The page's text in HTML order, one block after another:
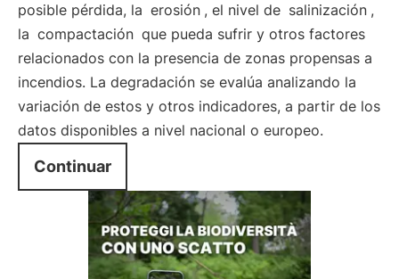
posible pérdida, la erosión , el nivel de salinización ,
la compactación que pueda sufrir y otros factores
relacionados con la presencia de zonas propensas a
incendios. La degradación se evalúa analizando la
variación de estos y otros indicadores, a partir de los
datos disponibles a nivel nacional o europeo.
Continuar